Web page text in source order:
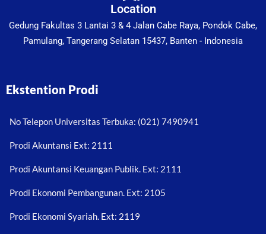
Location
Gedung Fakultas 3 Lantai 3 & 4 Jalan Cabe Raya, Pondok Cabe,
Pamulang, Tangerang Selatan 15437, Banten - Indonesia
Ekstention Prodi
No Telepon Universitas Terbuka: (021) 7490941
Prodi Akuntansi Ext: 2111
Prodi Akuntansi Keuangan Publik. Ext: 2111
Prodi Ekonomi Pembangunan. Ext: 2105
Prodi Ekonomi Syariah. Ext: 2119